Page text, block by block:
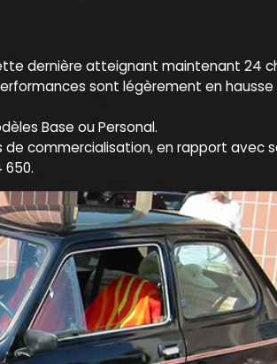
dernière atteignant maintenant 24
sont légèrement en
Base ou Personal.
commercialisation, en rapport avec
650.